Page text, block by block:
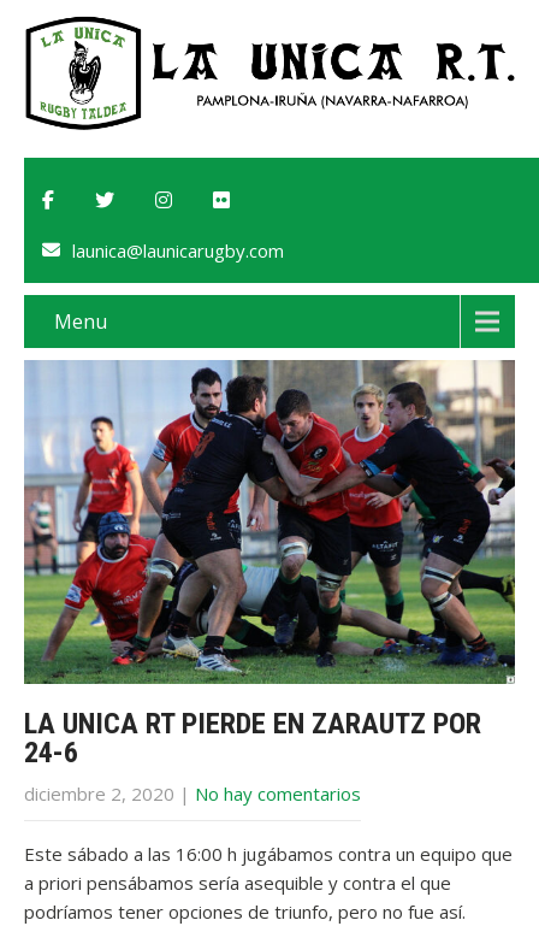
launica@launicarugby.com
Menu
LA UNICA RT PIERDE EN ZARAUTZ POR
24-6
diciembre 2, 2020 | No hay comentarios
Este sábado a las 16:00 h jugábamos contra un equipo que
a priori pensábamos sería asequible y contra el que
podríamos tener opciones de triunfo, pero no fue así.